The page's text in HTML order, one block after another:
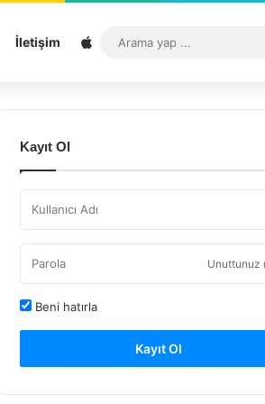
İletişim Sitemap
Kayıt Ol
Unuttunuz
Beni hatırla
Kayıt Ol